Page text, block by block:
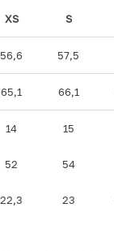
XS S
56,6 57,5
65,1 66,1
14 15
52 54
22,3 23